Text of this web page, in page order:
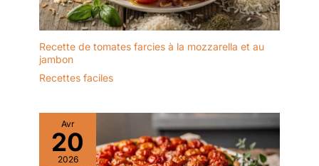
Recette de tomates farcies à la mozzarella et au
jambon
Recettes faciles
Avr
20
2026